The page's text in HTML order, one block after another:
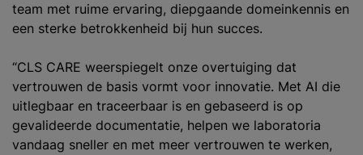
team met ruime ervaring, diepgaande domeinkennis en
een sterke betrokkenheid bij hun succes.
“CLS CARE weerspiegelt onze overtuiging dat
vertrouwen de basis vormt voor innovatie. Met AI die
uitlegbaar en traceerbaar is en gebaseerd is op
gevalideerde documentatie, helpen we laboratoria
vandaag sneller en met meer vertrouwen te werken,